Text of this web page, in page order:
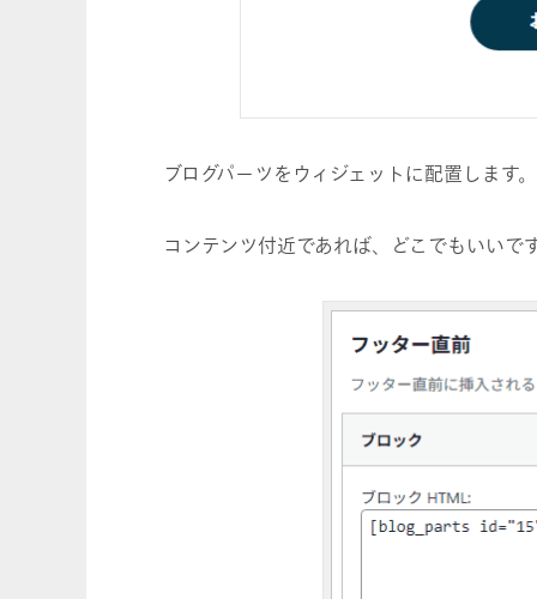
ブログパーツをウィジェットに配置します。
コンテンツ付近であれば、どこでもいいで